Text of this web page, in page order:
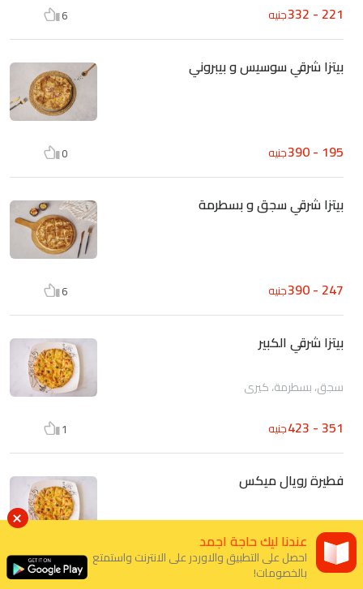
221 - 332 جنيه 6
بيتزا شرقي سوسيس و بيبروني
195 - 390 جنيه 0
بيتزا شرقي سجق و بسطرمة
247 - 390 جنيه 6
بيتزا شرقي الكبير
سجق، بسطرمة، كيري
351 - 423 جنيه 1
فطيرة رويال ميكس
روز بيف، سلامي، رومي مدخن، كيري
358 جنيه 0
عندنا ليك حاجة اجمد
احصل على التطبيق والاوردر على الانترنت واستمتع
بالخصومات!